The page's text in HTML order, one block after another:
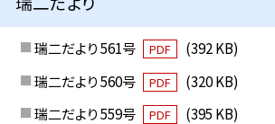
瑞二だより 561号 PDF
(392 KB)
瑞二だより 560号
PDF
(320 KB)
瑞二だより 559号
PDF (395 KB)